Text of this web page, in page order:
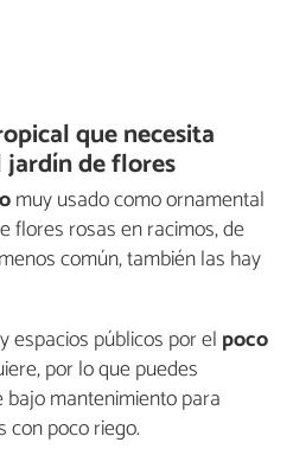
que necesita
jardín de flores
muy usado como ornamental
flores rosas en racimos, de
común, también las hay
espacios públicos por el poco
por lo que puedes
mantenimiento para
poco riego.